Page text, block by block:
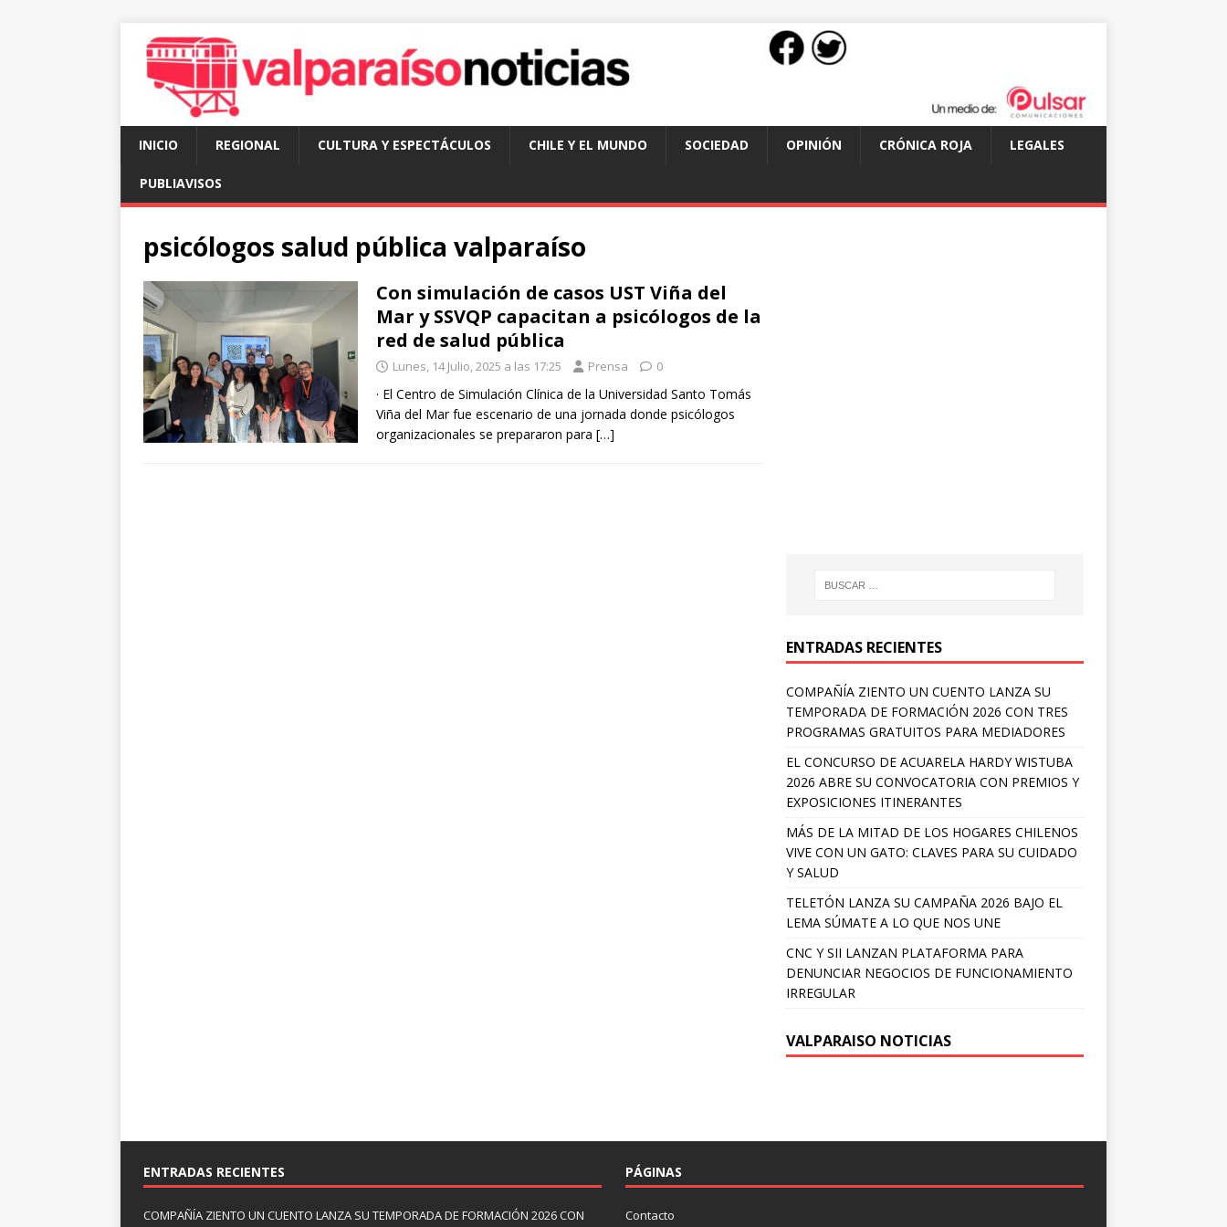
INICIO REGIONAL CULTURA Y ESPECTÁCULOS CHILE Y EL MUNDO SOCIEDAD OPINIÓN CRÓNICA ROJA LEGALES
PUBLIAVISOS
psicólogos salud pública valparaíso
Con simulación de casos UST Viña del
Mar y SSVQP capacitan a psicólogos de la
red de salud pública
Lunes, 14 Julio, 2025 a las 17:25 Prensa 0
· El Centro de Simulación Clínica de la Universidad Santo Tomás
Viña del Mar fue escenario de una jornada donde psicólogos
organizacionales se prepararon para […]
ENTRADAS RECIENTES
COMPAÑÍA ZIENTO UN CUENTO LANZA SU
TEMPORADA DE FORMACIÓN 2026 CON TRES
PROGRAMAS GRATUITOS PARA MEDIADORES
EL CONCURSO DE ACUARELA HARDY WISTUBA
2026 ABRE SU CONVOCATORIA CON PREMIOS Y
EXPOSICIONES ITINERANTES
MÁS DE LA MITAD DE LOS HOGARES CHILENOS
VIVE CON UN GATO: CLAVES PARA SU CUIDADO
Y SALUD
TELETÓN LANZA SU CAMPAÑA 2026 BAJO EL
LEMA SÚMATE A LO QUE NOS UNE
CNC Y SII LANZAN PLATAFORMA PARA
DENUNCIAR NEGOCIOS DE FUNCIONAMIENTO
IRREGULAR
VALPARAISO NOTICIAS
ENTRADAS RECIENTES
COMPAÑÍA ZIENTO UN CUENTO LANZA SU TEMPORADA DE FORMACIÓN 2026 CON
PÁGINAS
Contacto